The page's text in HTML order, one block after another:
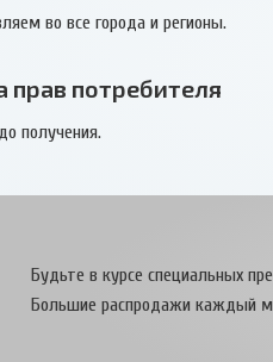
во все города и регионы.
прав потребителя
получения.
Будьте в курсе специальных
Большие распродажи каждый